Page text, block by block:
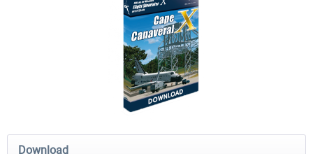
Airports of Mexico City & Central US Cities X - Chicago
Download